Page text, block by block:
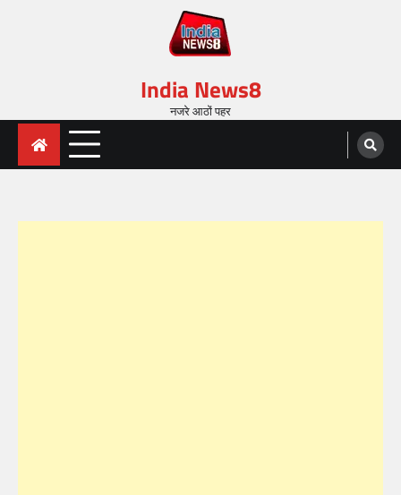
India News8
नजरे आठों पहर